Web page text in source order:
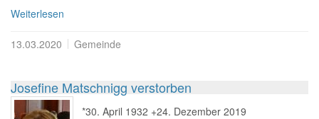
Weiterlesen
13.03.2020 Gemeinde
Josefine Matschnigg verstorben
*30. April 1932 +24. Dezember 2019